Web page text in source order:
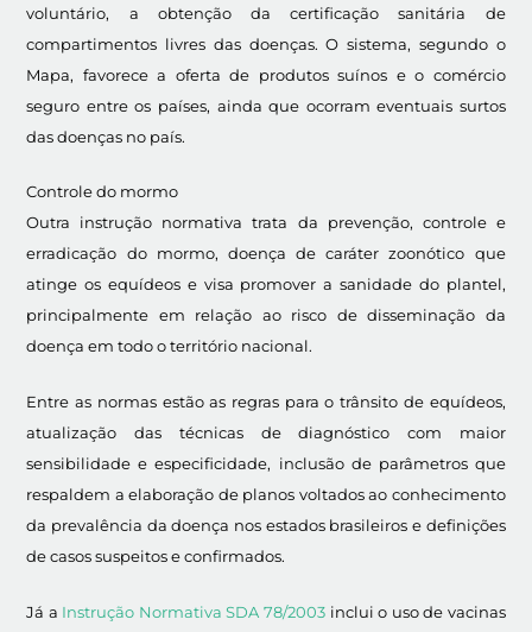
voluntário, a obtenção da certificação sanitária de
compartimentos livres das doenças. O sistema, segundo o
Mapa, favorece a oferta de produtos suínos e o comércio
seguro entre os países, ainda que ocorram eventuais surtos
das doenças no país.
Controle do mormo
Outra instrução normativa trata da prevenção, controle e
erradicação do mormo, doença de caráter zoonótico que
atinge os equídeos e visa promover a sanidade do plantel,
principalmente em relação ao risco de disseminação da
doença em todo o território nacional.
Entre as normas estão as regras para o trânsito de equídeos,
atualização das técnicas de diagnóstico com maior
sensibilidade e especificidade, inclusão de parâmetros que
respaldem a elaboração de planos voltados ao conhecimento
da prevalência da doença nos estados brasileiros e definições
de casos suspeitos e confirmados.
Já a Instrução Normativa SDA 78/2003 inclui o uso de vacinas